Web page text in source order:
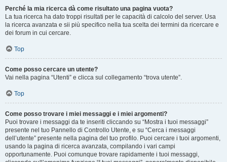
Perché la mia ricerca dà come risultato una pagina vuota?
La tua ricerca ha dato troppi risultati per le capacità di calcolo del server. Usa
la ricerca avanzata e sii più specifico nella tua scelta dei termini da ricercare e
dei forum in cui cercare.
Top
Come posso cercare un utente?
Vai nella pagina “Utenti” e clicca sul collegamento “trova utente”.
Top
Come posso trovare i miei messaggi e i miei argomenti?
Puoi trovare i messaggi da te inseriti cliccando su “Mostra i tuoi messaggi”
presente nel tuo Pannello di Controllo Utente, e su “Cerca i messaggi
dell’utente” presente nella pagina del tuo profilo. Puoi cercare i tuoi argomenti,
usando la pagina di ricerca avanzata, compilando i vari campi
opportunamente. Puoi comunque trovare rapidamente i tuoi messaggi,